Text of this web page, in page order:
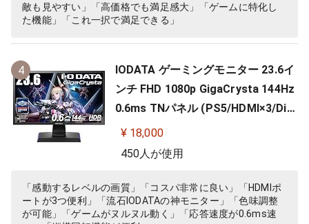
敵も見やすい」「高価格でも満足感大」「ゲームに特化し
た機能」「これ一択で満足できる」
4
IODATA ゲーミングモニター 23.6イ
ンチ FHD 1080p GigaCrysta 144Hz
0.6ms TNパネル (PS5/HDMI×3/Dis
playPort/スピーカー付/高さ調整/縦
横回転) EX-LDGC242HTB
¥ 18,000
450人が使用
「感動するレベルの画質」「コスパ非常に良い」「HDMIポ
ートが3つ便利」「流石IODATAの神モニター」「色味調整
が可能」「ゲームがヌルヌル動く」「応答速度が0.6ms速